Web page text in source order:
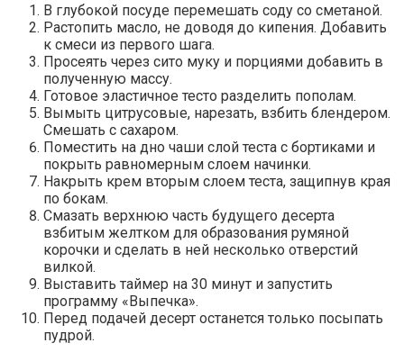
В глубокой посуде перемешать соду со сметаной.
Растопить масло, не доводя до кипения. Добавить
к смеси из первого шага.
Просеять через сито муку и порциями добавить в
полученную массу.
Готовое эластичное тесто разделить пополам.
Вымыть цитрусовые, нарезать, взбить блендером.
Смешать с сахаром.
Поместить на дно чаши слой теста с бортиками и
покрыть равномерным слоем начинки.
Накрыть крем вторым слоем теста, защипнув края
по бокам.
Смазать верхнюю часть будущего десерта
взбитым желтком для образования румяной
корочки и сделать в ней несколько отверстий
вилкой.
Выставить таймер на 30 минут и запустить
программу «Выпечка».
Перед подачей десерт останется только посыпать
пудрой.